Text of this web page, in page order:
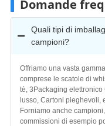
Quali tipi di
campioni?
comprese le scatole di
tè, 3Packaging
lusso, Cartoni pieghevoli,
Forniamo anche
commissioni di esempio
Garantire coerenza con